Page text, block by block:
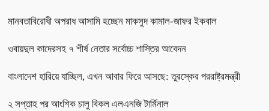
মানবতাবিরোধী অপরাধ আসামি হচ্ছেন মাকসুদ কামাল-জাফর ইকবাল
ওবায়দুল কাদেরসহ ৭ শীর্ষ নেতার সর্বোচ্চ শাস্তির আবেদন
বাংলাদেশ হারিয়ে যাচ্ছিল, এখন আবার ফিরে আসছে: তুরস্কের পররাষ্ট্রমন্ত্রী
২ সপ্তাহ পর আংশিক চালু বিকল এলএনজি টার্মিনাল